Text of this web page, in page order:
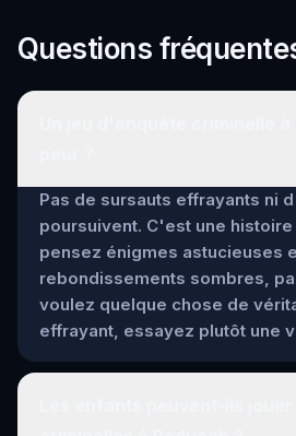
Questions
Pas de sursauts effrayants ni
poursuivent. C'est une histoire
pensez énigmes astucieuses
rebondissements sombres,
voulez quelque chose de
effrayant, essayez plutôt une